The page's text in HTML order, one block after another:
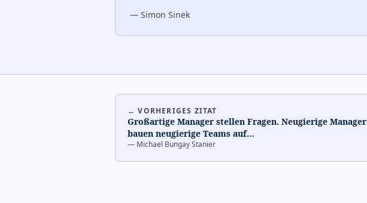
— Simon Sinek
← VORHERIGES ZITAT
Großartige Manager stellen Fragen. Neugierige Manager
bauen neugierige Teams auf…
— Michael Bungay Stanier